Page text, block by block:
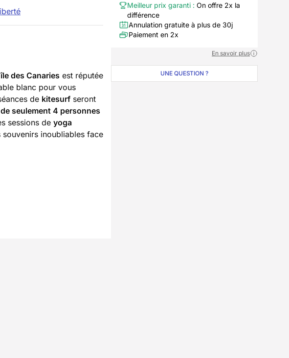
île des Canaries est réputée
blanc pour vous
de kitesurf seront
seulement 4 personnes
sessions de yoga
inoubliables face
Meilleur prix garanti : On offre 2x la
différence
Annulation gratuite à plus de 30j
Paiement en 2x
En savoir plus
UNE QUESTION ?